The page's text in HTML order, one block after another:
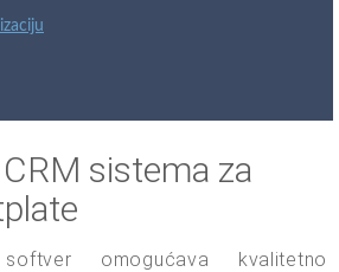
sistema za
softver omogućava kvalitetno